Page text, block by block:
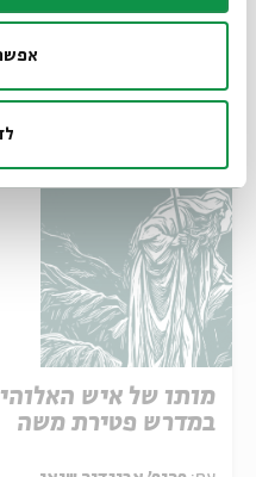
עוד
מותו של איש
במדרש פטירת משה